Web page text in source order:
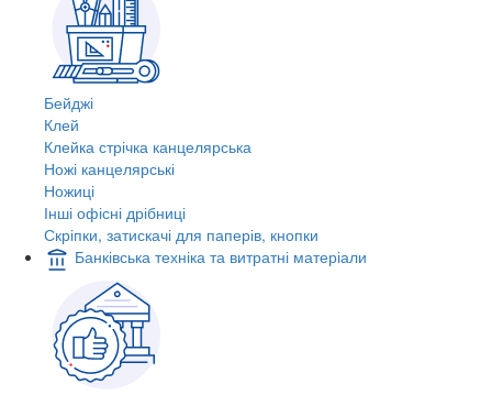
Бейджі
Клей
Клейка стрічка канцелярська
Ножі канцелярські
Ножиці
Інші офісні дрібниці
Скріпки, затискачі для паперів, кнопки
Банківська техніка та витратні матеріали